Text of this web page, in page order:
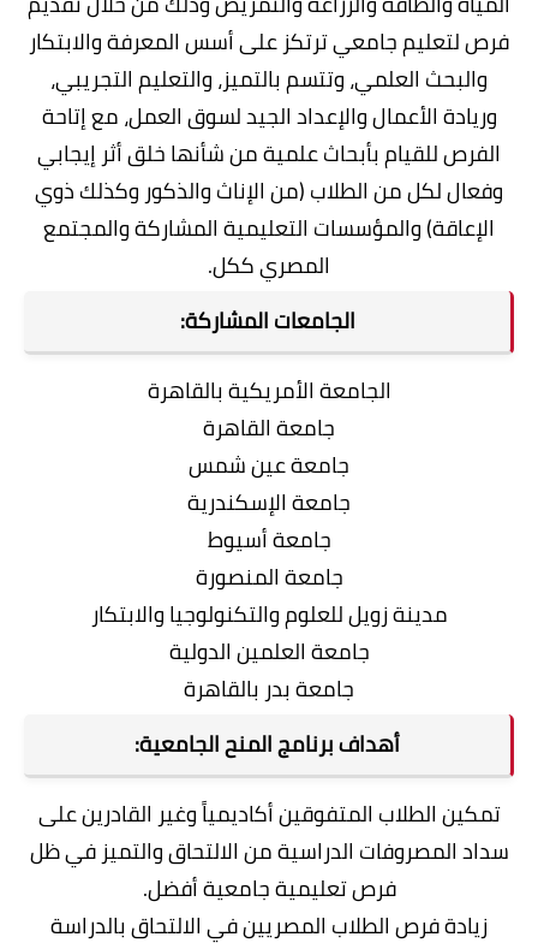
فرص لتعليم جامعي ترتكز على أسس المعرفة والابتكار
والبحث العلمي، وتتسم بالتميز، والتعليم التجريبي،
وريادة الأعمال والإعداد الجيد لسوق العمل، مع إتاحة
الفرص للقيام بأبحاث علمية من شأنها خلق أثر إيجابي
وفعال لكل من الطلاب (من الإناث والذكور وكذلك ذوي
الإعاقة) والمؤسسات التعليمية المشاركة والمجتمع
المصري ككل.
الجامعات المشاركة:
الجامعة الأمريكية بالقاهرة
جامعة القاهرة
جامعة عين شمس
جامعة الإسكندرية
جامعة أسيوط
جامعة المنصورة
مدينة زويل للعلوم والتكنولوجيا والابتكار
جامعة العلمين الدولية
جامعة بدر بالقاهرة
أهداف برنامج المنح الجامعية:
تمكين الطلاب المتفوقين أكاديمياً وغير القادرين على
سداد المصروفات الدراسية من الالتحاق والتميز في ظل
فرص تعليمية جامعية أفضل.
زيادة فرص الطلاب المصريين في الالتحاق بالدراسة